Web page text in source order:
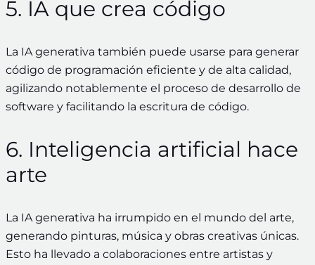
5. IA que crea código
La IA generativa también puede usarse para generar
código de programación eficiente y de alta calidad,
agilizando notablemente el proceso de desarrollo de
software y facilitando la escritura de código.
6. Inteligencia artificial hace
arte
La IA generativa ha irrumpido en el mundo del arte,
generando pinturas, música y obras creativas únicas.
Esto ha llevado a colaboraciones entre artistas y